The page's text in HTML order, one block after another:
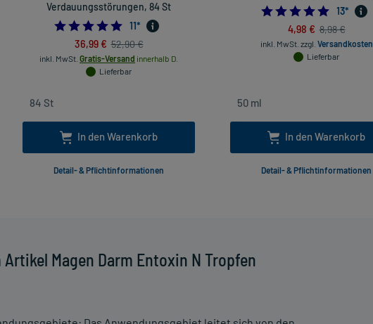
Magen Darm Entoxin N Tropfen
Verdauungsstörungen, 84 St
4.7272727272727275
11*
36,99 € 52,90 €
inkl. MwSt. Gratis-Versand innerhalb D.
Lieferbar
In den Warenkorb
Detail- & Pflichtinformationen
5.0
13*
4,98 € 8,98 €
inkl. MwSt. zzgl. Versandkosten
Lieferbar
In den Warenkorb
Detail- & Pflichtinformationen